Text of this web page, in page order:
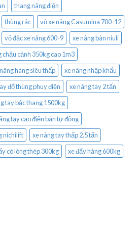
thang nâng điện
thùng rác
vỏ xe nâng Casumina 700-12
vỏ đặc xe nâng 600-9
xe nâng bàn niuli
chậu cảnh 350kg cao 1m3
hàng siêu thấp
xe nâng nhập khẩu
đổ thùng phuy điện
xe nâng tay 2 tấn
tay bậc thang 1500kg
tay cao điện bán tự động
nichilift
xe nâng tay thấp 2.5 tấn
có lòng thép 300kg
xe đẩy hàng 600kg